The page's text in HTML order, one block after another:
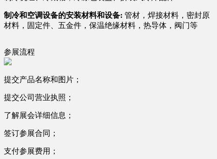
制冷和空调设备的安装材料和设备: 管材，焊接材料，密封原
材料，固定件、五金件，保温绝缘材料，热导体，阀门等
参展流程
提交产品名称和图片；
提交公司营业执照；
了解展会详细信息；
签订参展合同；
支付参展费用；